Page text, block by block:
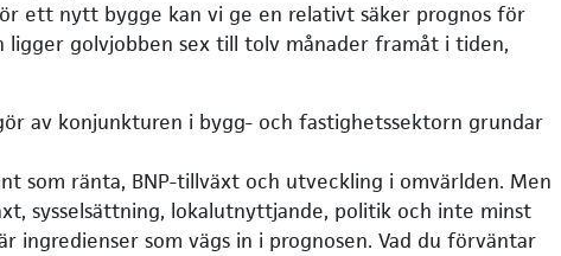
ett nytt bygge kan vi ge en relativt säker prognos för
ligger golvjobben sex till tolv månader framåt i tiden,
av konjunkturen i bygg- och fastighetssektorn grundar
som ränta, BNP-tillväxt och utveckling i omvärlden. Men
sysselsättning, lokalutnyttjande, politik och inte minst
ingredienser som vägs in i prognosen. Vad du förväntar